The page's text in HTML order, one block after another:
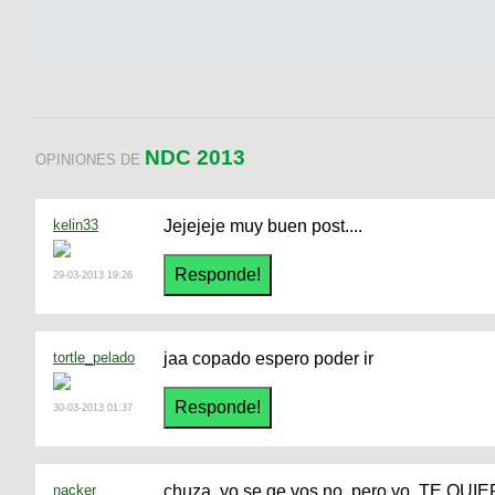
OPINIONES DE NDC 2013
kelin33
29-03-2013 19:26
Jejejeje muy buen post....
tortle_pelado
30-03-2013 01:37
jaa copado espero poder ir
nacker chuza, yo se qe vos no, pero yo, TE